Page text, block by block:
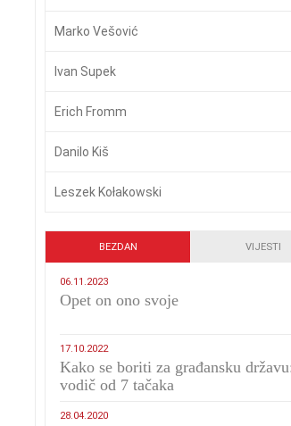
Marko Vešović
Ivan Supek
Erich Fromm
Danilo Kiš
Leszek Kołakowski
BEZDAN VIJESTI
06.11.2023
​Opet on ono svoje
17.10.2022
Kako se boriti za građansku
vodič od 7 tačaka
28.04.2020